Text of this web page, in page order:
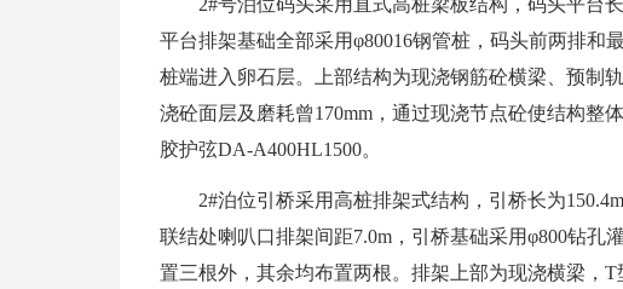
2#号泊位码头采用直式高桩梁板结构，码头平台
平台排架基础全部采用φ80016钢管桩，码头前两排和
桩端进入卵石层。上部结构为现浇钢筋砼横梁、预制
浇砼面层及磨耗曾170mm，通过现浇节点砼使结构整
胶护弦DA-A400HL1500。
2#泊位引桥采用高桩排架式结构，引桥长为
联结处喇叭口排架间距7.0m，引桥基础采用φ800钻孔
置三根外，其余均布置两根。排架上部为现浇横梁，